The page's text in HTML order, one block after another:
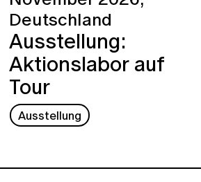
Deutschland
Ausstellung:
Aktionslabor auf
Tour
Ausstellung